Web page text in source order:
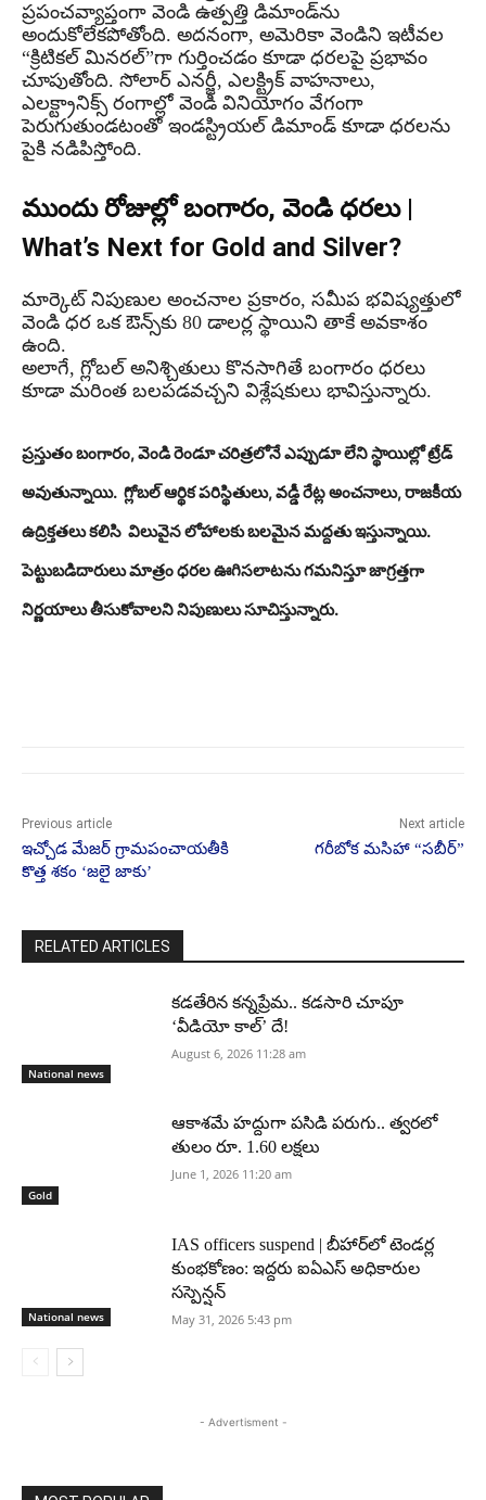
ప్రపంచవ్యాప్తంగా వెండి ఉత్పత్తి డిమాండ్‌ను
అందుకోలేకపోతోంది. అదనంగా, అమెరికా వెండిని ఇటీవల
“క్రిటికల్ మినరల్”గా గుర్తించడం కూడా ధరలపై ప్రభావం
చూపుతోంది. సోలార్ ఎనర్జీ, ఎలక్ట్రిక్ వాహనాలు,
ఎలక్ట్రానిక్స్ రంగాల్లో వెండి వినియోగం వేగంగా
పెరుగుతుండటంతో ఇండస్ట్రియల్ డిమాండ్ కూడా ధరలను
పైకి నడిపిస్తోంది.
ముందు రోజుల్లో బంగారం, వెండి ధరలు |
What’s Next for Gold and Silver?
మార్కెట్ నిపుణుల అంచనాల ప్రకారం, సమీప భవిష్యత్తులో
వెండి ధర ఒక ఔన్స్‌కు 80 డాలర్ల స్థాయిని తాకే అవకాశం
ఉంది.
అలాగే, గ్లోబల్ అనిశ్చితులు కొనసాగితే బంగారం ధరలు
కూడా మరింత బలపడవచ్చని విశ్లేషకులు భావిస్తున్నారు.
ప్రస్తుతం బంగారం, వెండి రెండూ చరిత్రలోనే ఎప్పుడూ లేని స్థాయిల్లో ట్రేడ్
అవుతున్నాయి. గ్లోబల్ ఆర్థిక పరిస్థితులు, వడ్డీ రేట్ల అంచనాలు, రాజకీయ
ఉద్రిక్తతలు కలిసి విలువైన లోహాలకు బలమైన మద్దతు ఇస్తున్నాయి.
పెట్టుబడిదారులు మాత్రం ధరల ఊగిసలాటను గమనిస్తూ జాగ్రత్తగా
నిర్ణయాలు తీసుకోవాలని నిపుణులు సూచిస్తున్నారు.
Previous article
ఇచ్చోడ మేజర్ గ్రామపంచాయతీకి
కొత్త శకం ‘జలై జాకు’
Next article
గరీబోక మసిహా “సబీర్”
RELATED ARTICLES
National news
కడతేరిన కన్నప్రేమ.. కడసారి చూపూ
‘వీడియో కాల్’ దే!
August 6, 2026 11:28 am
Gold
ఆకాశమే హద్దుగా పసిడి పరుగు.. త్వరలో
తులం రూ. 1.60 లక్షలు
June 1, 2026 11:20 am
National news
IAS officers suspend | బీహార్‌లో టెండర్ల
కుంభకోణం: ఇద్దరు ఐఏఎస్ అధికారుల
సస్పెన్షన్
May 31, 2026 5:43 pm
- Advertisment -